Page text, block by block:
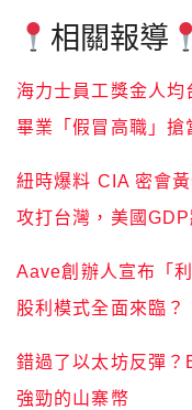
相關報導
海力士員工獎金人
畢業「假冒高職」搶
紐時爆料 CIA 密會
攻打台灣，美國
Aave創辦人宣布「
股利模式全面來臨？
錯過了以太坊反彈
強勁的山寨幣